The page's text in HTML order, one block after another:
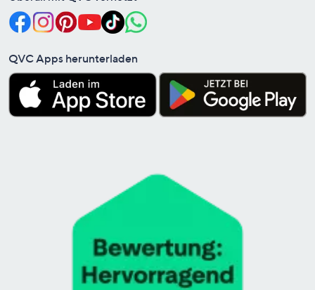
QVC Apps herunterladen